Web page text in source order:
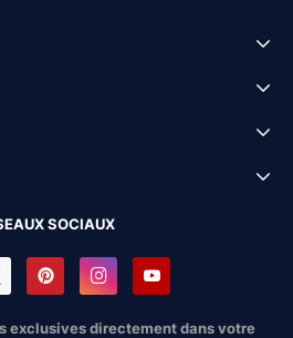
SOCIAUX
exclusives directement dans votre